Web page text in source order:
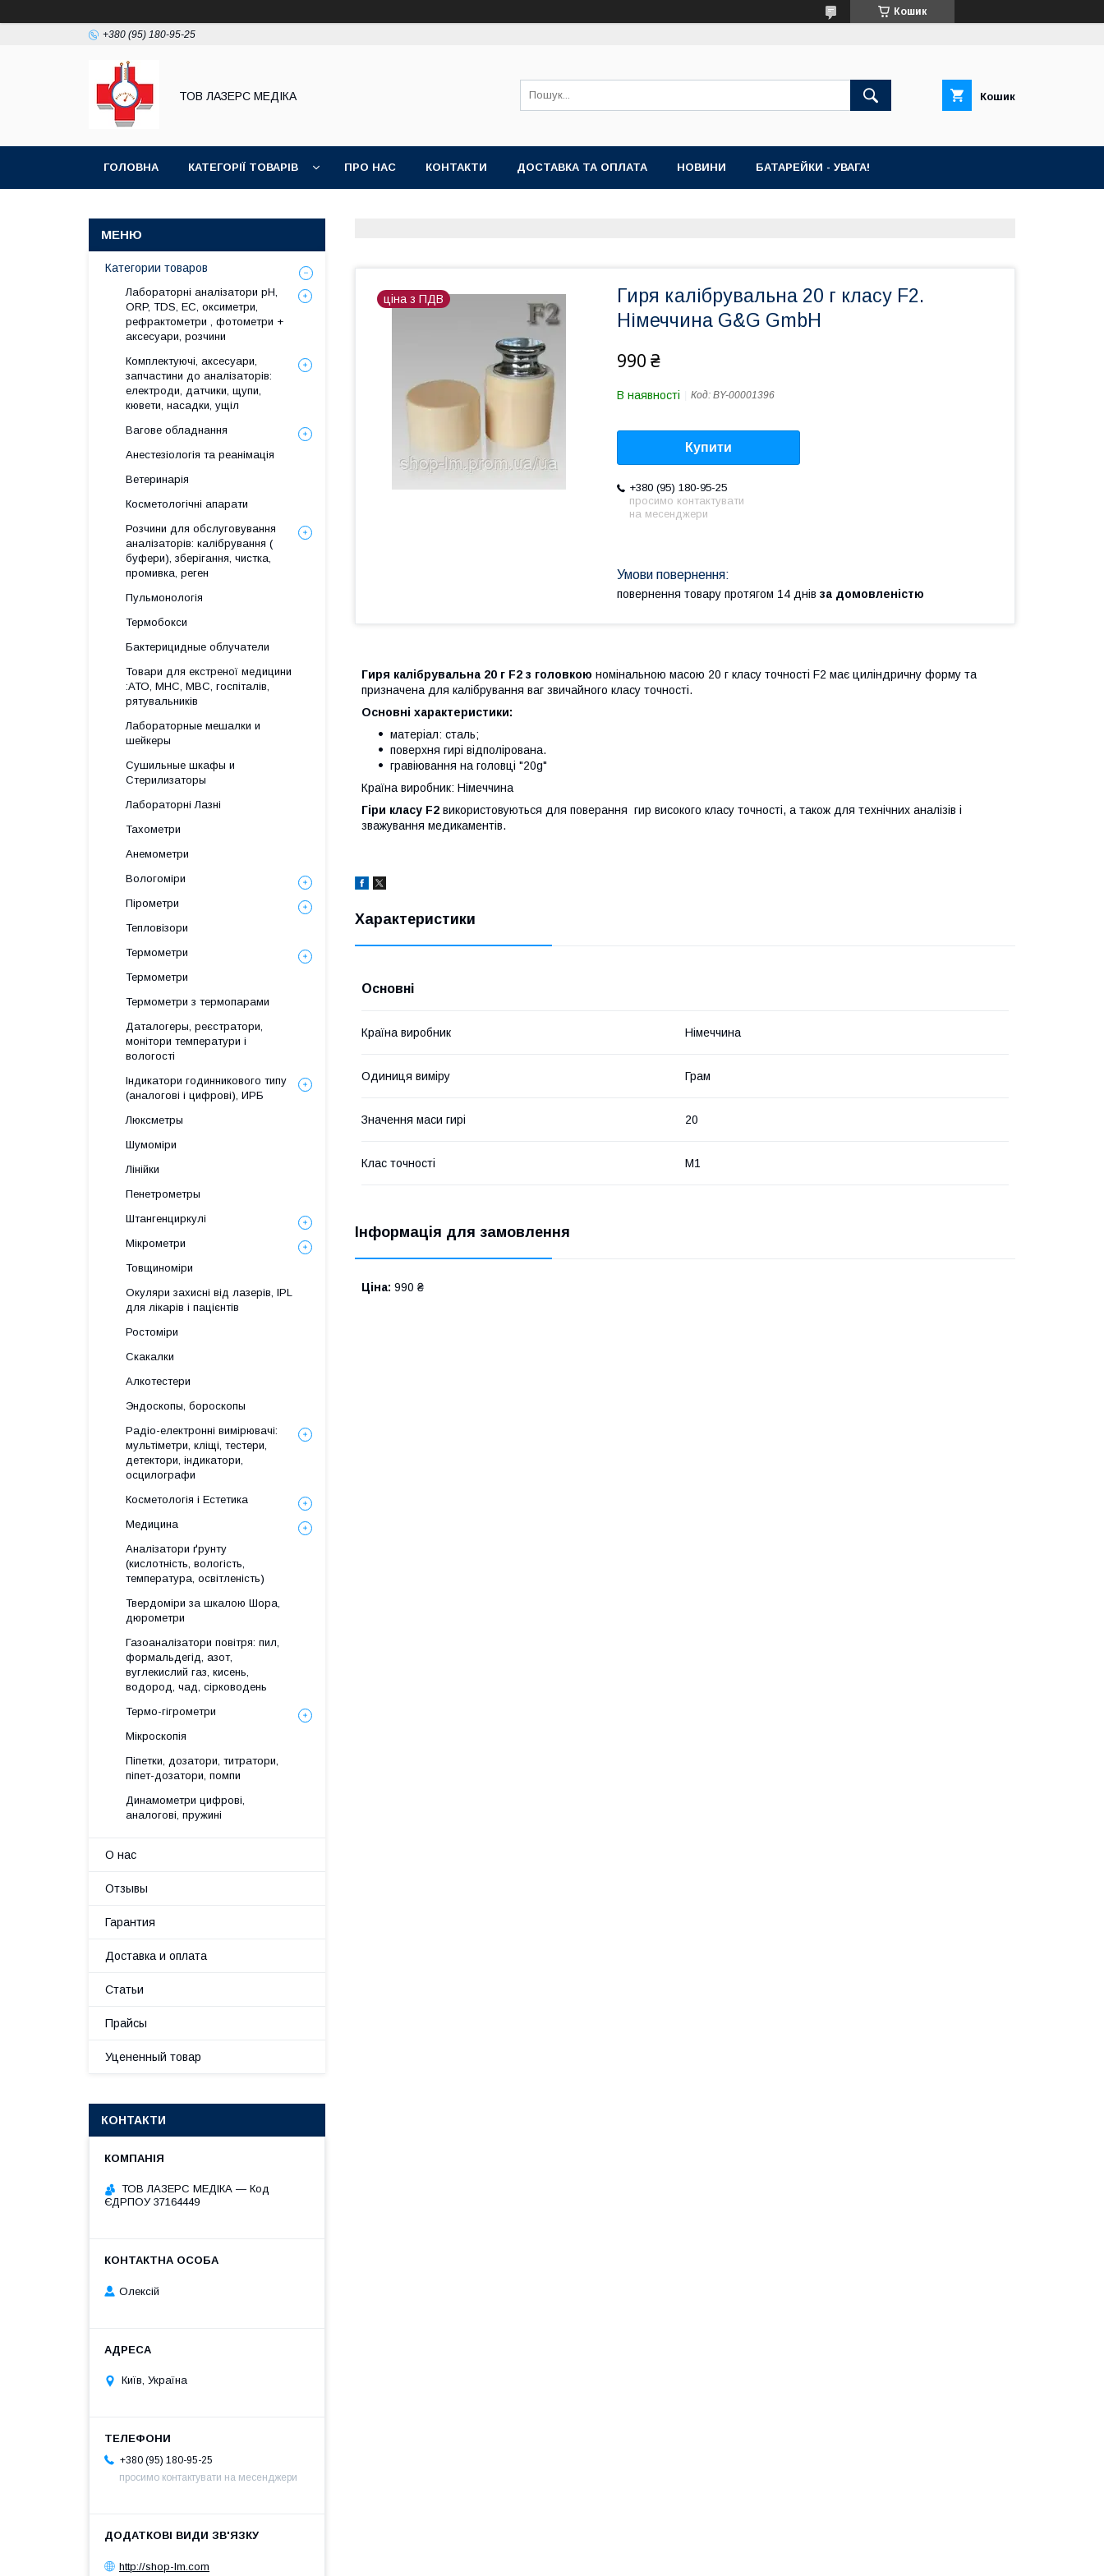
Кошик
+380 (95) 180-95-25
ТОВ ЛАЗЕРС МЕДІКА Кошик
ГОЛОВНА КАТЕГОРІЇ ТОВАРІВ ПРО НАС КОНТАКТИ ДОСТАВКА ТА ОПЛАТА НОВИНИ БАТАРЕЙКИ - УВАГА!
ціна з ПДВ
Гиря калібрувальна 20 г класу F2.
Німеччина G&G GmbH
990 ₴
В наявності Код: BY-00001396
Купити
+380 (95) 180-95-25
просимо контактувати
на месенджери
повернення товару протягом 14 днів за домовленістю
Гиря калібрувальна 20 г F2 з головкою номінальною масою 20 г класу точності F2 має циліндричну форму та
призначена для калібрування ваг звичайного класу точності.
Основні характеристики:
матеріал: сталь;
поверхня гирі відполірована.
гравіювання на головці "20g"
Країна виробник: Німеччина
Гіри класу F2 використовуються для поверання гир високого класу точності, а також для технічних аналізів і
зважування медикаментів.
Характеристики
Основні
Країна виробник Німеччина
Одиниця виміру Грам
Значення маси гирі 20
Клас точності M1
Інформація для замовлення
Ціна: 990 ₴
Категории товаров
Лабораторні аналізатори pH,
ORP, TDS, EC, оксиметри,
рефрактометри , фотометри +
аксесуари, розчини
Комплектуючі, аксесуари,
запчастини до аналізаторів:
електроди, датчики, щупи,
кювети, насадки, ущіл
Вагове обладнання
Анестезіологія та реанімація
Ветеринарія
Косметологічні апарати
Розчини для обслуговування
аналізаторів: калібрування (
буфери), зберігання, чистка,
промивка, реген
Пульмонологія
Термобокси
Бактерицидные облучатели
Товари для екстреної медицини
:АТО, МНС, МВС, госпіталів,
рятувальників
Лабораторные мешалки и
шейкеры
Сушильные шкафы и
Стерилизаторы
Лабораторні Лазні
Тахометри
Анемометри
Вологоміри
Пірометри
Тепловізори
Термометри
Термометри
Термометри з термопарами
Даталогеры, реєстратори,
монітори температури і
вологості
Індикатори годинникового типу
(аналогові і цифрові), ИРБ
Люксметры
Шумоміри
Лінійки
Пенетрометры
Штангенциркулі
Мікрометри
Товщиноміри
Окуляри захисні від лазерів, IPL
для лікарів і пацієнтів
Ростоміри
Скакалки
Алкотестери
Эндоскопы, бороскопы
Радіо-електронні вимірювачі:
мультіметри, кліщі, тестери,
детектори, індикатори,
осцилографи
Косметологія і Естетика
Медицина
Аналізатори ґрунту
(кислотність, вологість,
температура, освітленість)
Твердоміри за шкалою Шора,
дюрометри
Газоаналізатори повітря: пил,
формальдегід, азот,
вуглекислий газ, кисень,
водород, чад, сірководень
Термо-гігрометри
Мікроскопія
Піпетки, дозатори, титратори,
піпет-дозатори, помпи
Динамометри цифрові,
аналогові, пружині
О нас
Отзывы
Гарантия
Доставка и оплата
Статьи
Прайсы
Уцененный товар
КОНТАКТИ
ТОВ ЛАЗЕРС МЕДІКА — Код
ЄДРПОУ 37164449
Олексій
Київ, Україна
+380 (95) 180-95-25
просимо контактувати на месенджери
http://shop-lm.com